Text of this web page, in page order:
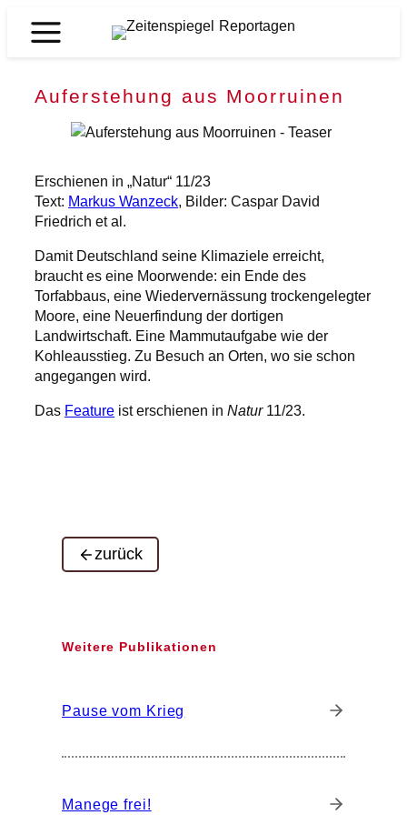
Inhalt
Zeitenspiegel
Auferstehung aus Moorruinen
Erschienen in „Natur“ 11/23
Text: Markus Wanzeck, Bilder: Caspar David
Friedrich et al.
Damit Deutschland seine Klimaziele erreicht,
braucht es eine Moorwende: ein Ende des
Torfabbaus, eine Wiedervernässung trockengelegter
Moore, eine Neuerfindung der dortigen
Landwirtschaft. Eine Mammutaufgabe wie der
Kohleausstieg. Zu Besuch an Orten, wo sie schon
angegangen wird.
Das Feature ist erschienen inNatur11/23.
zurück
Weitere Publikationen
Pause vom Krieg
Manege frei!